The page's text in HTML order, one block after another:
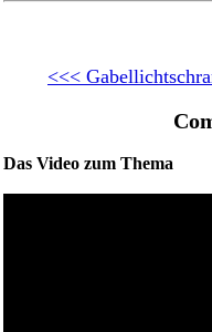
<<<
Das Video zum Thema